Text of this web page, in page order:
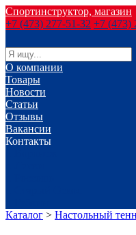
Спортинструктор, магазин
+7 (473) 277-51-32 +7 (473)
О компании
Товары
Новости
Статьи
Отзывы
Вакансии
Контакты
Каталог > Настольный